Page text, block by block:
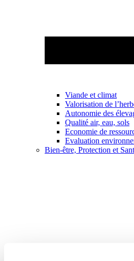
Viande et climat
Valorisation de
Autonomie des
Qualité air, eau, sols
Economie de
Evaluation
Bien-être, Protection et